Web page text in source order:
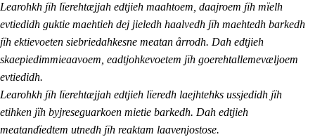
Learohkh jïh lïerehtæjjah edtjieh maahtoem, daajroem jïh mïelh
evtiedidh guktie maehtieh dej jieledh haalvedh jïh maehtedh barkedh
jïh ektievoeten siebriedahkesne meatan årrodh. Dah edtjieh
skaepiedimmieaavoem, eadtjohkevoetem jïh goerehtallemevæljoem
evtiedidh.
Learohkh jïh lïerehtæjjah edtjieh lïeredh laejhtehks ussjedidh jïh
etihken jïh byjreseguarkoen mietie barkedh. Dah edtjieh
meatandïedtem utnedh jïh reaktam laavenjostose.